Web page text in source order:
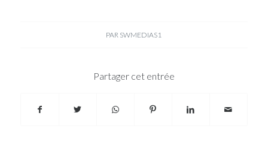
PAR SWMEDIAS1
Partager cet entrée